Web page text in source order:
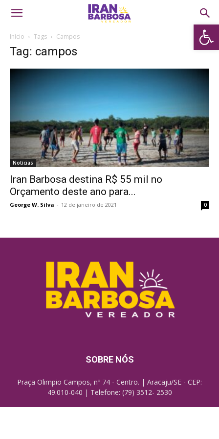
Abrir
Início Tags Campos
Tag: campos
Notícias
Iran Barbosa destina R$ 55 mil no
Orçamento deste ano para...
George W. Silva - 12 de janeiro de 2021 0
SOBRE NÓS
Praça Olimpio Campos, nº 74 - Centro. | Aracaju/SE - CEP:
49.010-040 | Telefone: (79) 3512- 2530